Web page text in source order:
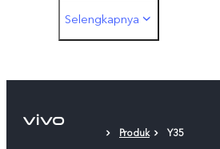
Case Pelindung
Selengkapnya
Produk Y35